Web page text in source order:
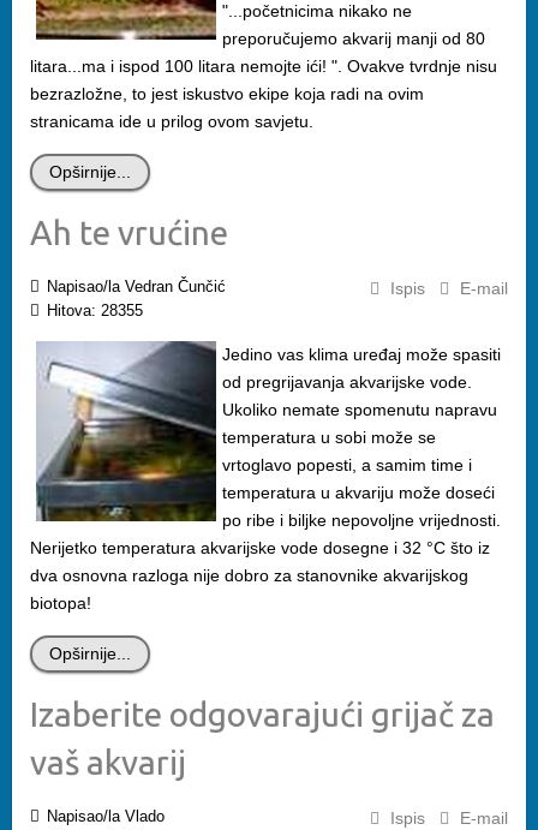
"...početnicima nikako ne
preporučujemo akvarij manji od 80
litara...ma i ispod 100 litara nemojte ići! ". Ovakve tvrdnje nisu
bezrazložne, to jest iskustvo ekipe koja radi na ovim
stranicama ide u prilog ovom savjetu.
Opširnije...
Ah te vrućine
Ispis E-mail
Napisao/la Vedran Čunčić
Hitova: 28355
Jedino vas klima uređaj može spasiti
od pregrijavanja akvarijske vode.
Ukoliko nemate spomenutu napravu
temperatura u sobi može se
vrtoglavo popesti, a samim time i
temperatura u akvariju može doseći
po ribe i biljke nepovoljne vrijednosti.
Nerijetko temperatura akvarijske vode dosegne i 32 °C što iz
dva osnovna razloga nije dobro za stanovnike akvarijskog
biotopa!
Opširnije...
Izaberite odgovarajući grijač za
vaš akvarij
Ispis E-mail
Napisao/la Vlado